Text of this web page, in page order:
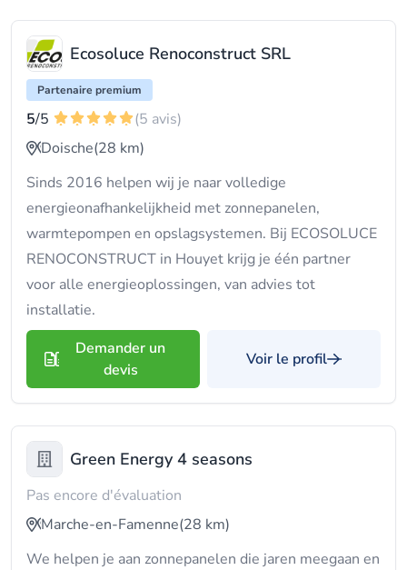
Ecosoluce Renoconstruct SRL
Partenaire premium
5/5
(5 avis)
Doische(28 km)
Sinds 2016 helpen wij je naar volledige
energieonafhankelijkheid met zonnepanelen,
warmtepompen en opslagsystemen. Bij ECOSOLUCE
RENOCONSTRUCT in Houyet krijg je één partner
voor alle energieoplossingen, van advies tot
installatie.
Demander un
devis
Voir le profil
Green Energy 4 seasons
Pas encore d'évaluation
Marche-en-Famenne(28 km)
We helpen je aan zonnepanelen die jaren meegaan en